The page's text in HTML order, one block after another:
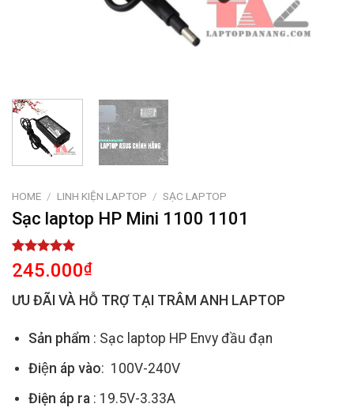
HOME / LINH KIỆN LAPTOP / SẠC LAPTOP
Sạc laptop HP Mini 1100 1101
Rated 5.00
out of 5
based on
2
customer
245.000₫
ƯU ĐÃI VÀ HỖ TRỢ TẠI TRÂM ANH LAPTOP
Sản phẩm : Sạc laptop HP Envy đầu đạn
Điện áp vào: 100V-240V
Điện áp ra: 19.5V-3.33A